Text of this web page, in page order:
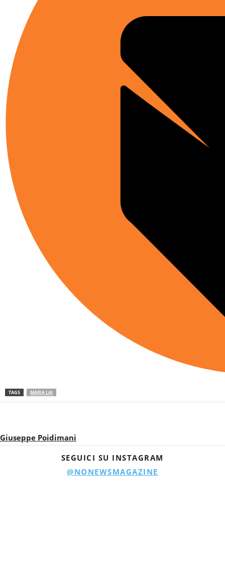
TAGS MARIA LAI
Giuseppe Poidimani
SEGUICI SU INSTAGRAM
@NONEWSMAGAZINE